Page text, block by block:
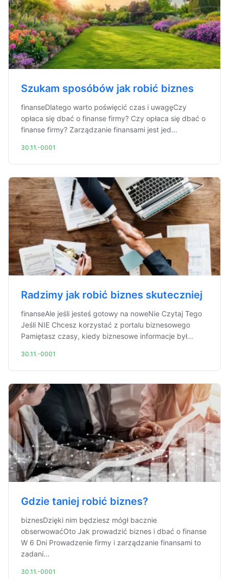
Szukam sposóbów jak robić biznes
finanseDlatego warto poświęcić czas i uwagęCzy
opłaca się dbać o finanse firmy? Czy opłaca się dbać o
finanse firmy? Zarządzanie finansami jest jed...
30.11.-0001
Radzimy jak robić biznes skuteczniej
finanseAle jeśli jesteś gotowy na noweNie Czytaj Tego
Jeśli NIE Chcesz korzystać z portalu biznesowego
Pamiętasz czasy, kiedy biznesowe informacje był...
30.11.-0001
Gdzie taniej robić biznes?
biznesDzięki nim będziesz mógł bacznie
obserwowaćOto Jak prowadzić biznes i dbać o finanse
W 6 Dni Prowadzenie firmy i zarządzanie finansami to
zadani...
30.11.-0001